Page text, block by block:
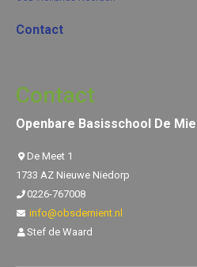
Contact
Contact
Openbare Basisschool De
De Meet 1
1733 AZ Nieuwe Niedorp
0226-767008
info@obsdemient.nl
Stef de Waard